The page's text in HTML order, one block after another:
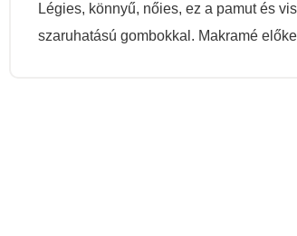
Légies, könnyű, nőies, ez a pamut és
szaruhatású gombokkal. Makramé